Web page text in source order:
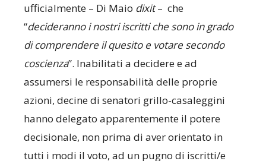
ufficialmente – Di Maio dixit– che
“decideranno i nostri iscritti che sono in grado
di comprendere il quesito e votare secondo
coscienza”. Inabilitati a decidere e ad
assumersi le responsabilità delle proprie
azioni, decine di senatori grillo-casaleggini
hanno delegato apparentemente il potere
decisionale, non prima di aver orientato in
tutti i modi il voto, ad un pugno di iscritti/e